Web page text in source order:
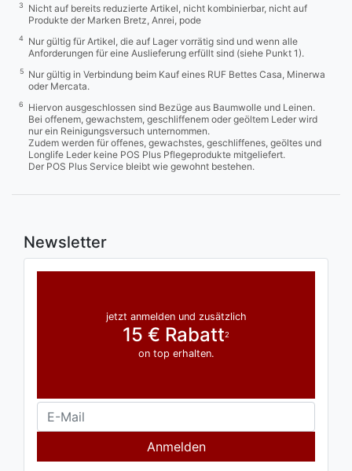
3
Nicht auf bereits reduzierte Artikel, nicht kombinierbar, nicht auf
Produkte der Marken Bretz, Anrei, pode
4
Nur gültig für Artikel, die auf Lager vorrätig sind und wenn alle
Anforderungen für eine Auslieferung erfüllt sind (siehe Punkt 1).
5
Nur gültig in Verbindung beim Kauf eines RUF Bettes Casa, Minerwa
oder Mercata.
6
Hiervon ausgeschlossen sind Bezüge aus Baumwolle und Leinen.
Bei offenem, gewachstem, geschliffenem oder geöltem Leder wird
nur ein Reinigungsversuch unternommen.
Zudem werden für offenes, gewachstes, geschliffenes, geöltes und
Longlife Leder keine POS Plus Pflegeprodukte mitgeliefert.
Der POS Plus Service bleibt wie gewohnt bestehen.
Newsletter
jetzt anmelden und zusätzlich
15 € Rabatt2
on top erhalten.
Anmelden